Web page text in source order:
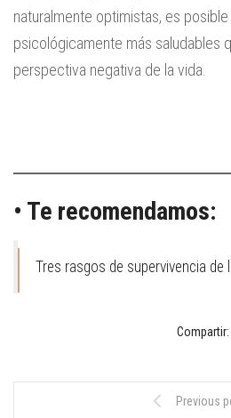
naturalmente optimistas, es
psicológicamente más saludables
perspectiva negativa de la vida.
• Te recomendamos:
Tres rasgos de supervivencia de
Compartir:
Previous